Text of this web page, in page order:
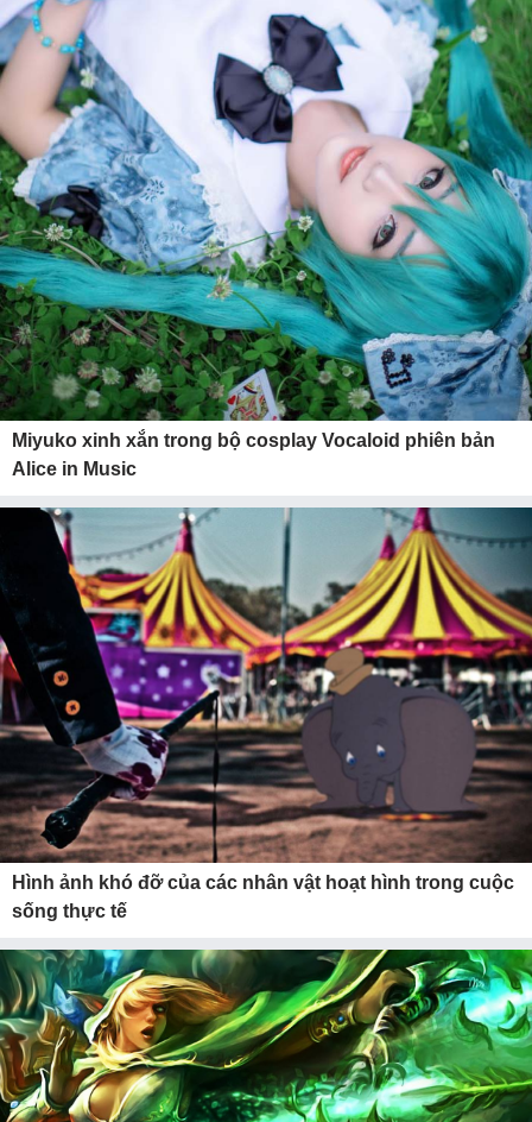
Miyuko xinh xắn trong bộ cosplay Vocaloid phiên bản
Alice in Music
Hình ảnh khó đỡ của các nhân vật hoạt hình trong cuộc
sống thực tế